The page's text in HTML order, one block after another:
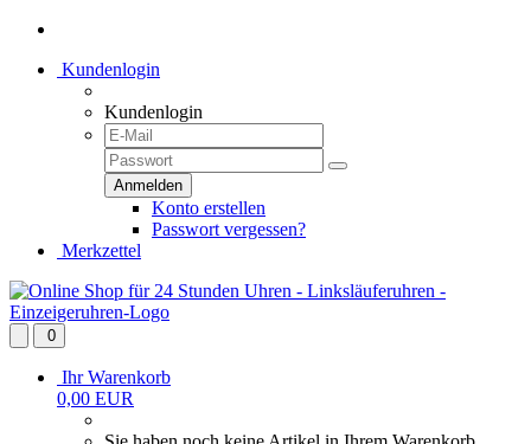
Kundenlogin
Kundenlogin
Konto erstellen
Passwort vergessen?
Merkzettel
0
Ihr Warenkorb
0,00 EUR